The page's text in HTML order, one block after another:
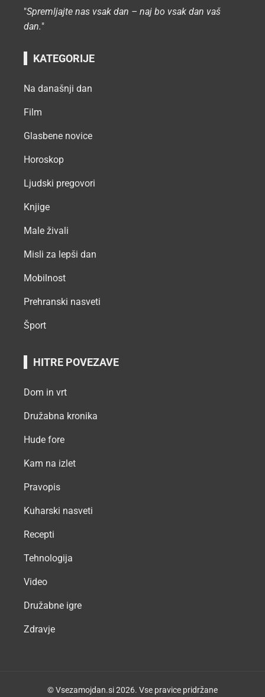
"Spremljajte nas vsak dan – naj bo vsak dan vaš
dan."
KATEGORIJE
Na današnji dan
Film
Glasbene novice
Horoskop
Ljudski pregovori
Knjige
Male živali
Misli za lepši dan
Mobilnost
Prehranski nasveti
Šport
HITRE POVEZAVE
Dom in vrt
Družabna kronika
Hude fore
Kam na izlet
Pravopis
Kuharski nasveti
Recepti
Tehnologija
Video
Družabne igre
Zdravje
© Vsezamojdan.si 2026. Vse pravice pridržane